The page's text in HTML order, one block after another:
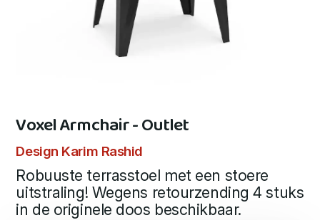
Voxel Armchair - Outlet
Design Karim Rashid
Robuuste terrasstoel met een stoere
uitstraling! Wegens retourzending 4 stuks
in de originele doos beschikbaar.